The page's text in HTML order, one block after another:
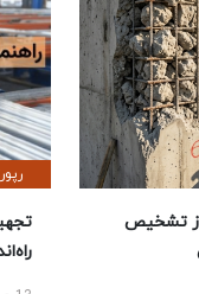
تشخیص